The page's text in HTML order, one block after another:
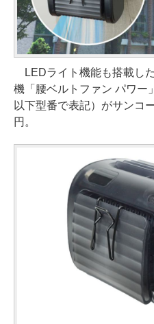
LEDライト機能も搭載し
機「腰ベルトファン パワー
以下型番で表記）がサンコ
円。